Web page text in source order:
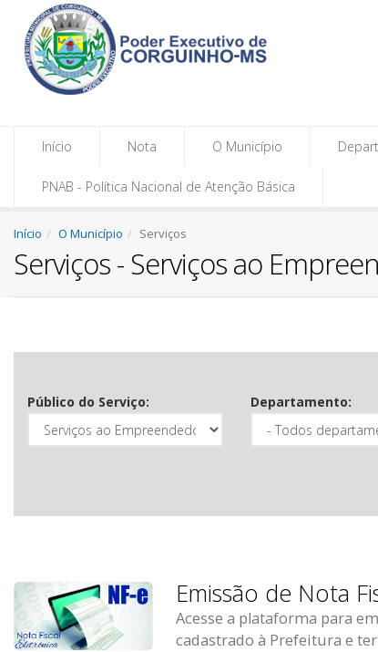
Início Nota O Município
PNAB - Política Nacional de Atenção Básica
Início O Município Serviços
Serviços - Serviços ao
Público do Serviço: Departamento:
Emissão de Nota
Acesse a plataforma para
cadastrado à Prefeitura e